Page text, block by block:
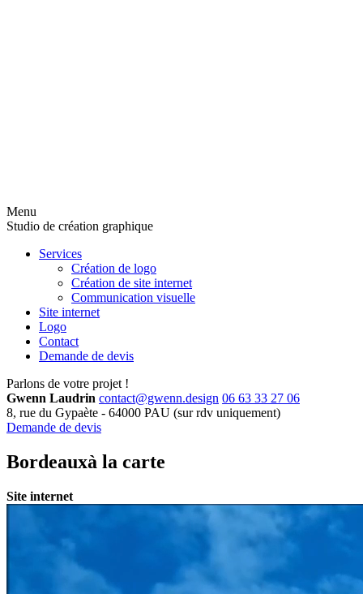
Menu
Studio de création graphique
Services
Création de logo
Création de site internet
Communication visuelle
Site internet
Logo
Contact
Demande de devis
Parlons de votre projet !
Gwenn Laudrin contact@gwenn.design 06 63 33 27 06
8, rue du Gypaète - 64000 PAU (sur rdv uniquement)
Demande de devis
Bordeauxà la carte
Site internet